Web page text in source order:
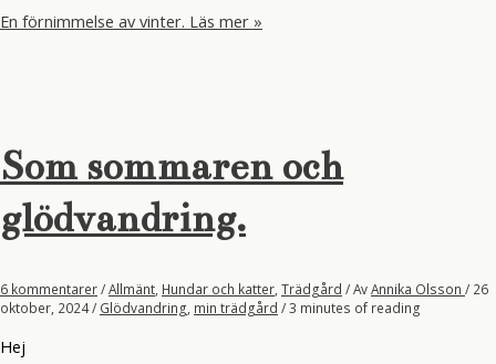
En förnimmelse av vinter. Läs mer »
Som sommaren och
glödvandring.
6 kommentarer/Allmänt Hundar och katter Trädgård / AvAnnika Olsson / 26
oktober, 2024/ Glödvandring min trädgård /3 minutes of reading
Hej